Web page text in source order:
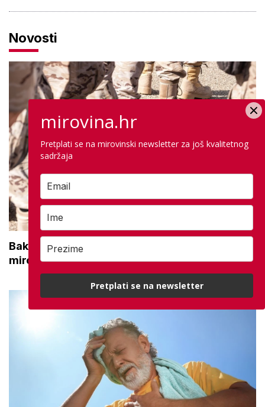
Novosti
Bakić o najavi Vlade o povećanju braniteljskih
mirovina: 'Prepakiranje prijedloga Možemo!'
mirovina.hr
Pretplati se na mirovinski newsletter za još kvalitetnog
sadržaja
Pretplati se na newsletter